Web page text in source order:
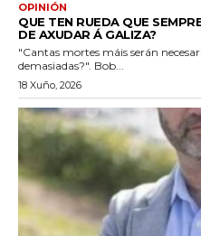
OPINIÓN
QUE TEN RUEDA QUE
DE AXUDAR Á GALIZA?
"Cantas mortes máis serán
demasiadas?". Bob...
18 Xuño, 2026